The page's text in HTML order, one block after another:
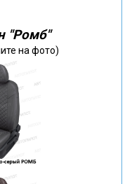
"Ромб"
на фото)